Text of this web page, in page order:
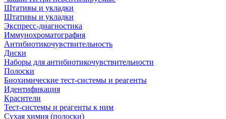
Штативы и укладки
Штативы и укладки
Экспресс-диагностика
Иммунохроматография
Антибиотикочувствительность
Диски
Наборы для антибиотикочувствительности
Полоски
Биохимические тест-системы и реагенты
Идентификация
Красители
Тест-системы и реагенты к ним
Сухая химия (полоски)